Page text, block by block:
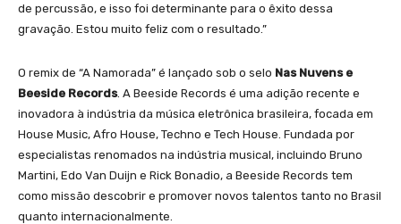
de percussão, e isso foi determinante para o êxito dessa
gravação. Estou muito feliz com o resultado.”
O remix de “A Namorada” é lançado sob o selo Nas Nuvens e
Beeside Records. A Beeside Records é uma adição recente e
inovadora à indústria da música eletrônica brasileira, focada em
House Music, Afro House, Techno e Tech House. Fundada por
especialistas renomados na indústria musical, incluindo Bruno
Martini, Edo Van Duijn e Rick Bonadio, a Beeside Records tem
como missão descobrir e promover novos talentos tanto no Brasil
quanto internacionalmente.